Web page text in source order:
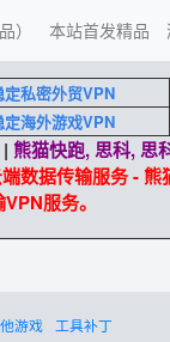
） 本站首发精品
定私密外贸VPN
定海外游戏VPN
熊猫快跑, 思科, 思
数据传输服务 - 熊
服务。
游戏 工具补丁